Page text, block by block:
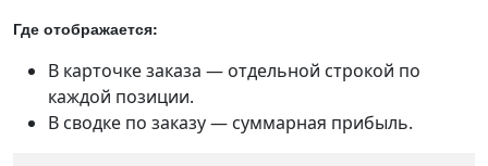
Где отображается:
В карточке заказа — отдельной строкой по
каждой позиции.
В сводке по заказу — суммарная прибыль.